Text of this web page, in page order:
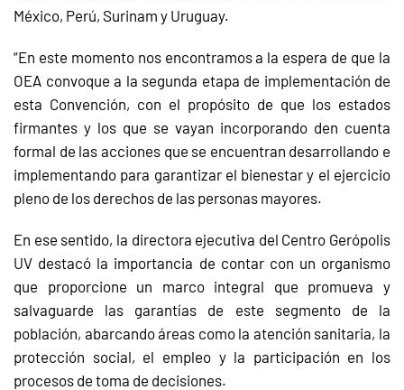
México, Perú, Surinam y Uruguay.
“En este momento nos encontramos a la espera de que la
OEA convoque a la segunda etapa de implementación de
esta Convención, con el propósito de que los estados
firmantes y los que se vayan incorporando den cuenta
formal de las acciones que se encuentran desarrollando e
implementando para garantizar el bienestar y el ejercicio
pleno de los derechos de las personas mayores.
En ese sentido, la directora ejecutiva del Centro Gerópolis
UV destacó la importancia de contar con un organismo
que proporcione un marco integral que promueva y
salvaguarde las garantías de este segmento de la
población, abarcando áreas como la atención sanitaria, la
protección social, el empleo y la participación en los
procesos de toma de decisiones.